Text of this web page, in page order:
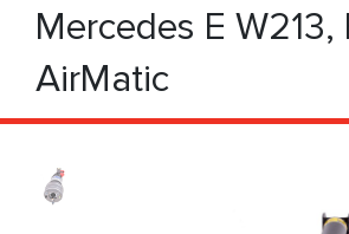
Mercedes E W213,
AirMatic